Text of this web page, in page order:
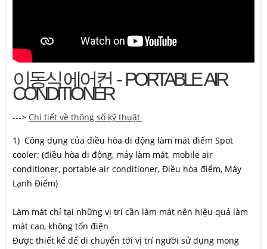
이동식 에어컨 - PORTABLE AIR
CONDITIONER
---> Chi tiết về thông số kỹ thuật
1) Công dụng của điều hòa di động làm mát điểm Spot
cooler: (điều hòa di động, máy làm mát, mobile air
conditioner, portable air conditioner, Điều hòa điểm, Máy
Lạnh Điểm)
Làm mát chỉ tại những vị trí cần làm mát nên hiệu quả làm
mát cao, không tốn điện
Được thiết kế để di chuyển tới vị trí người sử dụng mong